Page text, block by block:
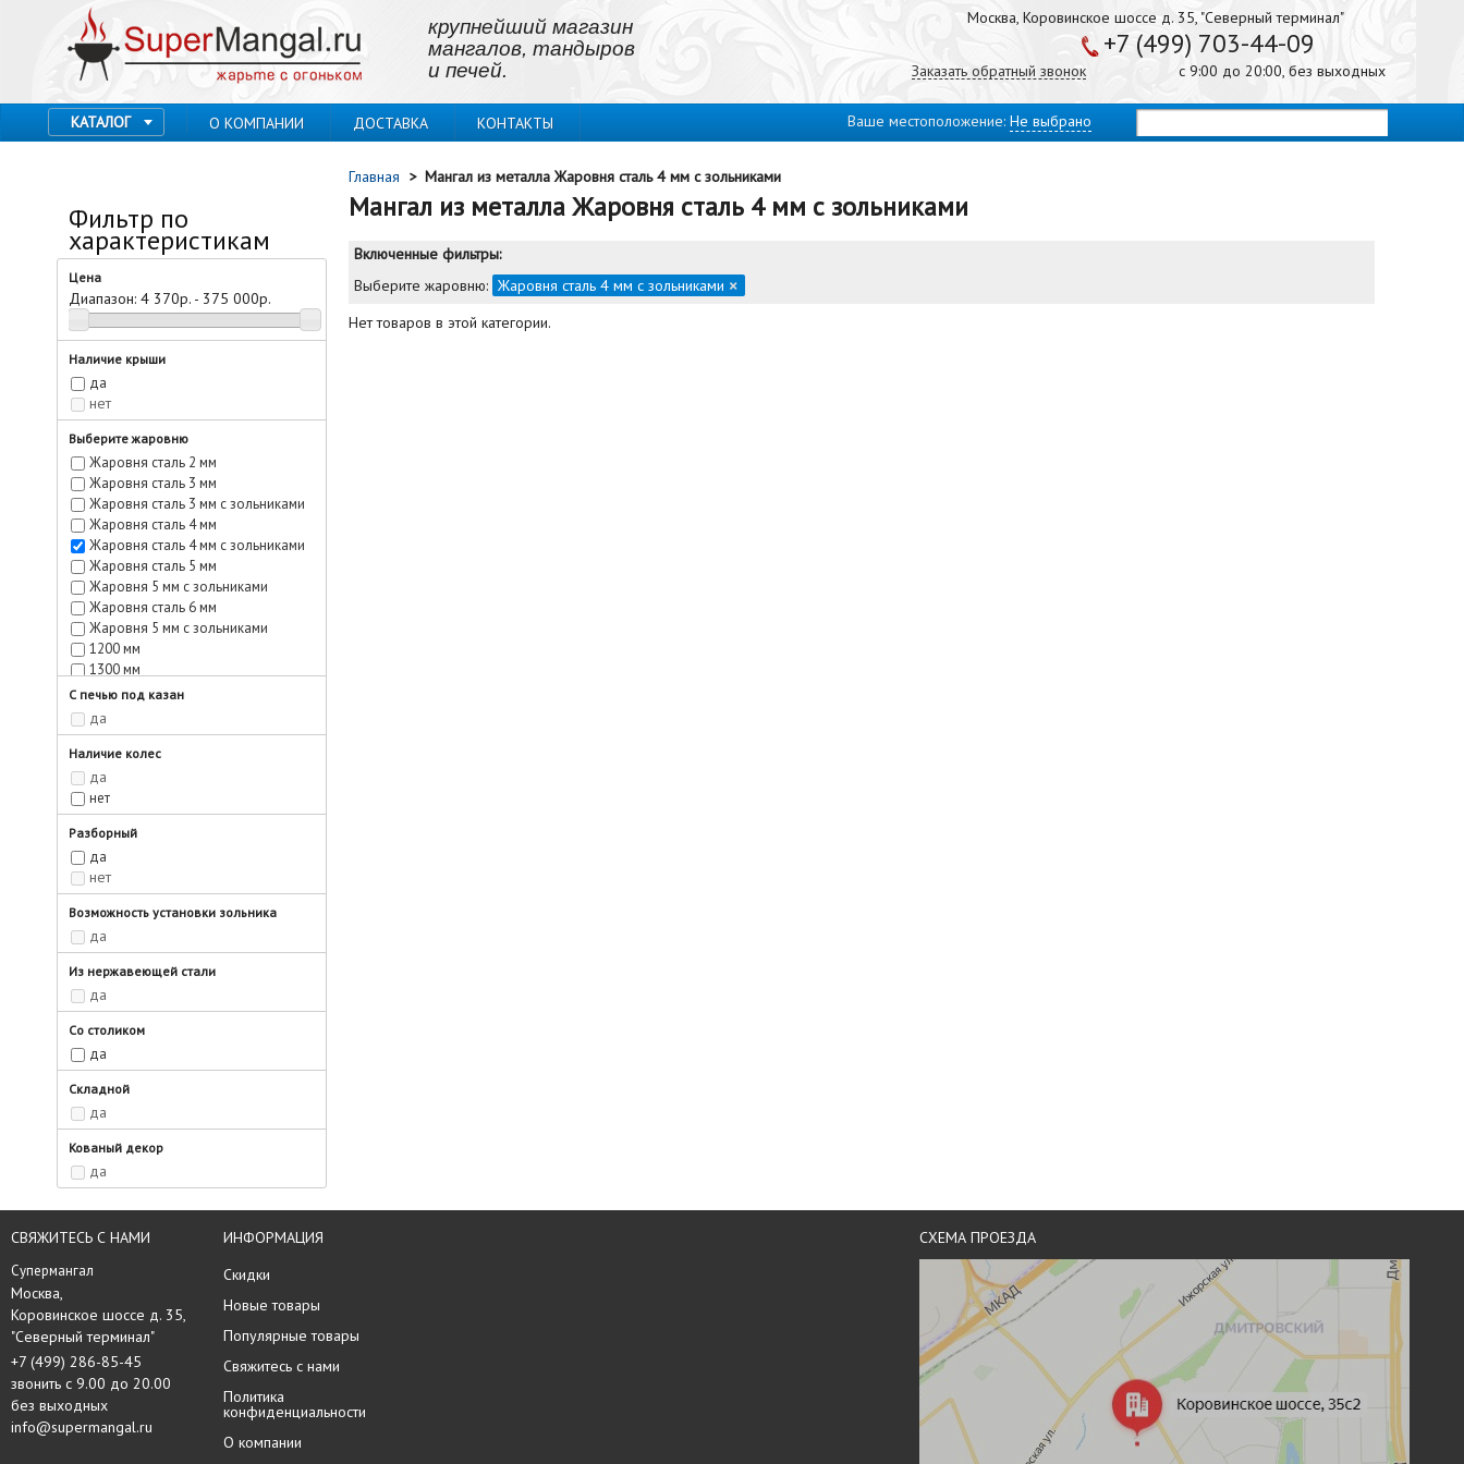
крупнейший магазин
мангалов, тандыров
и печей.
+7 (499) 703-44-09
Москва, Коровинское шоссе д. 35, "Северный терминал"
с 9:00 до 20:00, без выходных
Заказать обратный звонок
КАТАЛОГ О КОМПАНИИ ДОСТАВКА КОНТАКТЫ Ваше местоположение: Не выбрано
Фильтр по
характеристикам
Цена
Диапазон: 4 370р. - 375 000р.
Наличие крыши
да
нет
Выберите жаровню
Жаровня сталь 2 мм
Жаровня сталь 3 мм
Жаровня сталь 3 мм с зольниками
Жаровня сталь 4 мм
Жаровня сталь 4 мм с зольниками
Жаровня сталь 5 мм
Жаровня 5 мм с зольниками
Жаровня сталь 6 мм
Жаровня 5 мм с зольниками
1200 мм
1300 мм
1400 мм
Жаровня 4 мм 900 х 370 х 220
Жаровня 6 мм 900 х 370 х 220
Жаровня 4 мм 1200 х 370 х 220
Жаровня 6 мм 1200 х 370 х 220
С печью под казан
да
Наличие колес
да
нет
Разборный
да
нет
Возможность установки зольника
да
Из нержавеющей стали
да
Со столиком
да
Складной
да
Кованый декор
да
Главная > Мангал из металла Жаровня сталь 4 мм с зольниками
Мангал из металла Жаровня сталь 4 мм с зольниками
Включенные фильтры:
Выберите жаровню: Жаровня сталь 4 мм с зольниками ×
Нет товаров в этой категории.
СВЯЖИТЕСЬ С НАМИ
Супермангал
Москва,
Коровинское шоссе д. 35,
"Северный терминал"
+7 (499) 286-85-45
звонить с 9.00 до 20.00
без выходных
info@supermangal.ru
ИНФОРМАЦИЯ
Скидки
Новые товары
Популярные товары
Свяжитесь с нами
Политика
конфиденциальности
О компании
СХЕМА ПРОЕЗДА